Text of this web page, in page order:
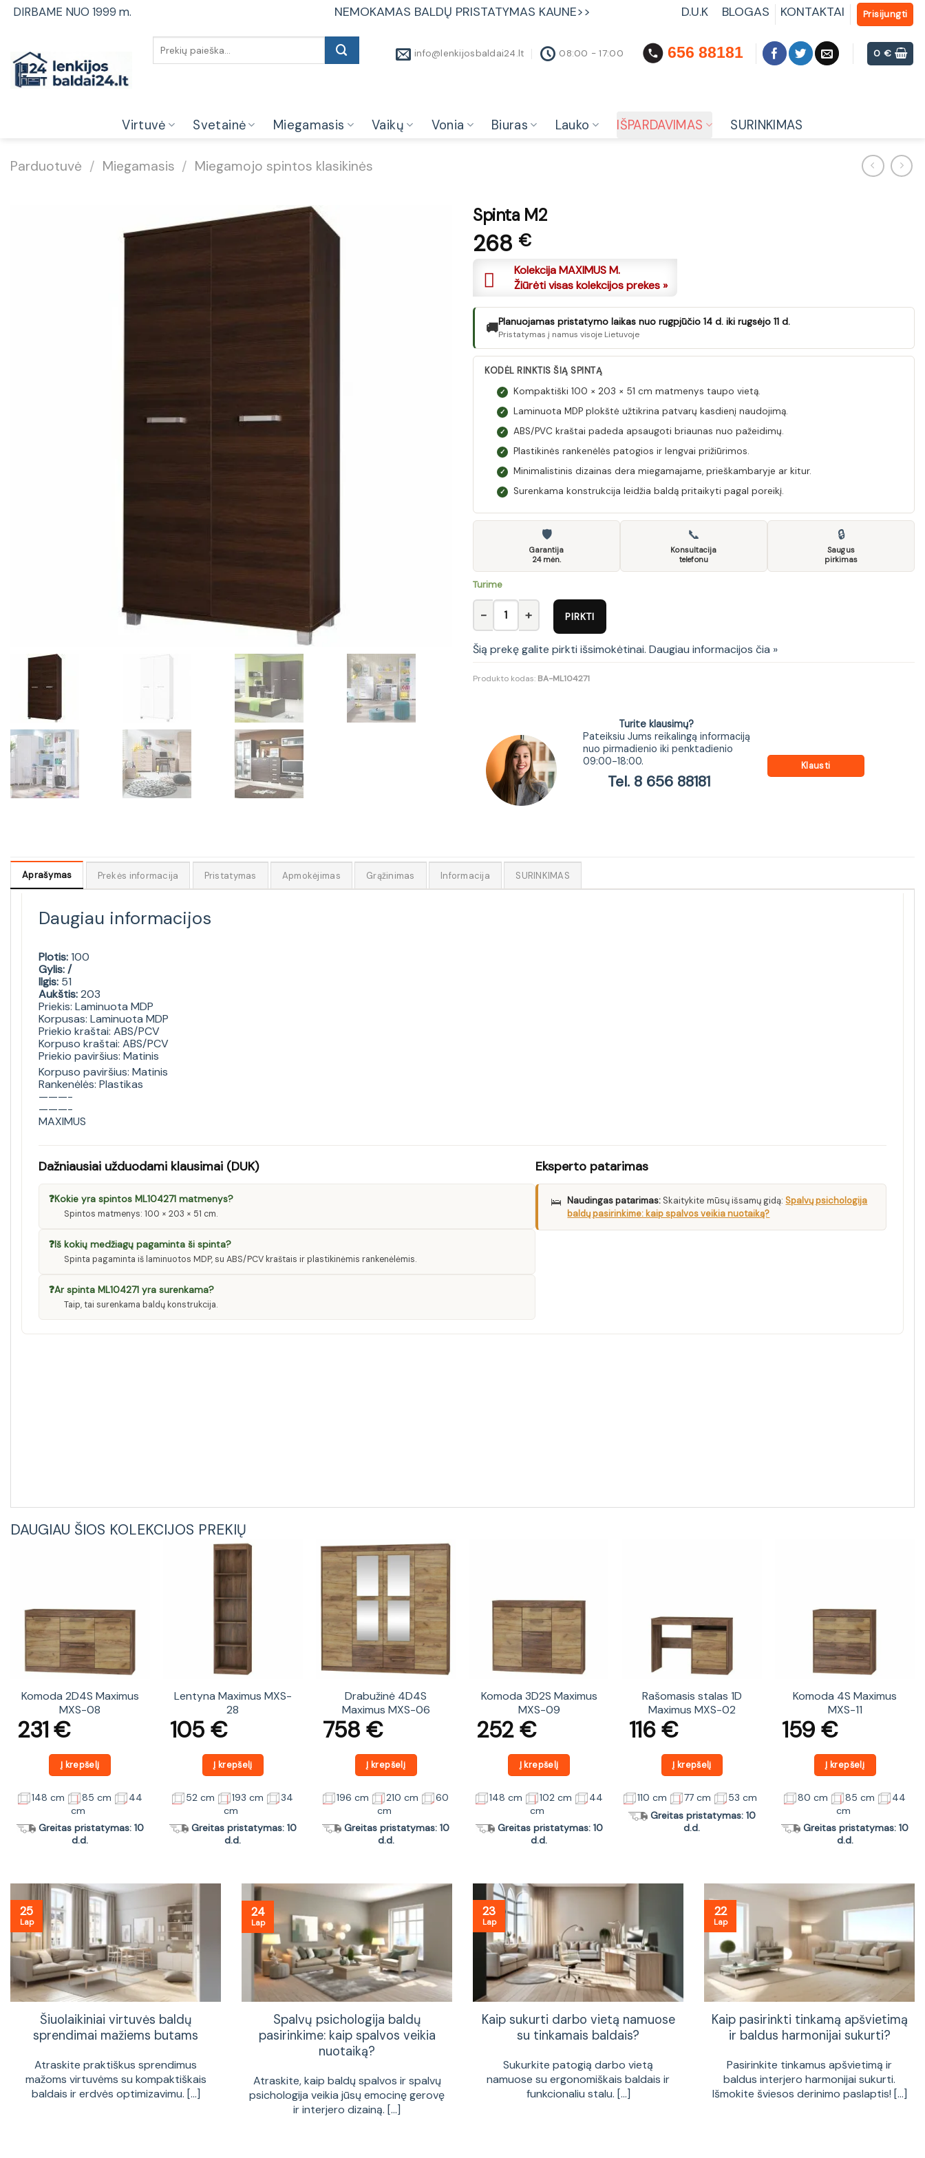
SkipDIRBAME NUO 1999 m. NEMOKAMAS BALDŲ PRISTATYMAS KAUNE>> D.U.K BLOGAS KONTAKTAI Prisijungti
info@lenkijosbaldai24.lt
08:00 - 17:00 656 88181 0€
Virtuvė Svetainė Miegamasis Vaikų Vonia Biuras Lauko IŠPARDAVIMAS SURINKIMAS
Parduotuvė / Miegamasis / Miegamojo spintos klasikinės
Spinta M2
268 €
Kolekcija MAXIMUS M.
Žiūrėti visas kolekcijos prekes »
🚚Planuojamas pristatymo laikas nuo rugpjūčio 14 d. iki rugsėjo 11 d.
Pristatymas į namus visoje Lietuvoje
KODĖL RINKTIS ŠIĄ SPINTĄ
✓ Kompaktiški 100 × 203 × 51 cm matmenys taupo vietą.
✓ Laminuota MDP plokštė užtikrina patvarų kasdienį naudojimą.
✓ ABS/PVC kraštai padeda apsaugoti briaunas nuo pažeidimų.
✓ Plastikinės rankenėlės patogios ir lengvai prižiūrimos.
✓ Minimalistinis dizainas dera miegamajame, prieškambaryje ar kitur.
✓ Surenkama konstrukcija leidžia baldą pritaikyti pagal poreikį.
🛡
Garantija
24 mėn.
📞
Konsultacija
telefonu
🔒
Saugus
pirkimas
Turime
produkto kiekis: Spinta M2
PIRKTI
Šią prekę galite pirkti išsimokėtinai. Daugiau informacijos čia »
Produkto kodas: BA-ML104271
Turite klausimų?
Pateiksiu Jums reikalingą informaciją
nuo pirmadienio iki penktadienio
09:00-18:00.
Tel. 8 656 88181
Klausti
Aprašymas Prekės informacija Pristatymas Apmokėjimas Grąžinimas Informacija SURINKIMAS
Daugiau informacijos
Plotis:100
Gylis: /
Ilgis: 51
Aukštis:203
Priekis: Laminuota MDP
Korpusas: Laminuota MDP
Priekio kraštai: ABS/PCV
Korpuso kraštai: ABS/PCV
Priekio paviršius: Matinis
Korpuso paviršius: Matinis
Rankenėlės: Plastikas
———-
———-
MAXIMUS
Dažniausiai užduodami klausimai (DUK)
❓Kokie yra spintos ML104271 matmenys?
Spintos matmenys: 100 × 203 × 51 cm.
❓Iš kokių medžiagų pagaminta ši spinta?
Spinta pagaminta iš laminuotos MDP, su ABS/PCV kraštais ir plastikinėmis rankenėlėmis.
❓Ar spinta ML104271 yra surenkama?
Taip, tai surenkama baldų konstrukcija.
Eksperto patarimas
🛌 Naudingas patarimas: Skaitykite mūsų išsamų gidą:Spalvų psichologija
baldų pasirinkime: kaip spalvos veikia nuotaiką?
DAUGIAU ŠIOS KOLEKCIJOS PREKIŲ
Komoda 2D4S Maximus
MXS-08
231€
Į krepšelį
148 cm 85 cm
44
cm
Greitas pristatymas: 10
d.d.
Lentyna Maximus MXS-
28
105 €
Į krepšelį
52 cm 193 cm
34
cm
Greitas pristatymas: 10
d.d.
Drabužinė 4D4S
Maximus MXS-06
758€
Į krepšelį
196 cm 210 cm
60
cm
Greitas pristatymas: 10
d.d.
Komoda 3D2S Maximus
MXS-09
252€
Į krepšelį
148 cm 102 cm
44
cm
Greitas pristatymas: 10
d.d.
Rašomasis stalas 1D
Maximus MXS-02
116€
Į krepšelį
110 cm 77 cm
53 cm
Greitas pristatymas: 10
d.d.
Komoda 4S Maximus
MXS-11
159€
Į krepšelį
80 cm 85 cm
44
cm
Greitas pristatymas: 10
d.d.
Šiuolaikiniai virtuvės baldų
sprendimai mažiems butams
Atraskite praktiškus sprendimus
mažoms virtuvėms su kompaktiškais
baldais ir erdvės optimizavimu. [...]
25
Lap
Spalvų psichologija baldų
pasirinkime: kaip spalvos veikia
nuotaiką?
Atraskite, kaip baldų spalvos ir spalvų
psichologija veikia jūsų emocinę gerovę
ir interjero dizainą. [...]
24
Lap
Kaip sukurti darbo vietą namuose
su tinkamais baldais?
Sukurkite patogią darbo vietą
namuose su ergonomiškais baldais ir
funkcionaliu stalu. [...]
23
Lap
Kaip pasirinkti tinkamą apšvietimą
ir baldus harmonijai sukurti?
Pasirinkite tinkamus apšvietimą ir
baldus interjero harmonijai sukurti.
Išmokite šviesos derinimo paslaptis! [...]
22
Lap